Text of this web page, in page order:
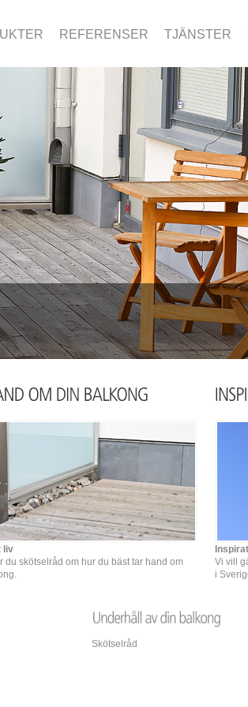
REFERENSER TJÄNSTER
liv
du skötselråd om hur du bäst tar hand om
Vi vill
i
Skötselråd